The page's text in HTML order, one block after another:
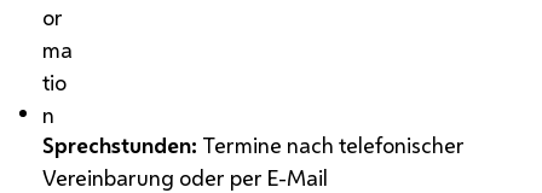
or
ma
tio
n
Sprechstunden: Termine nach telefonischer
Vereinbarung oder per E-Mail